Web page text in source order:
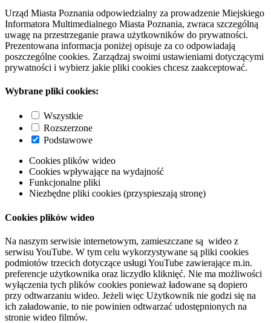
Urząd Miasta Poznania odpowiedzialny za prowadzenie Miejskiego
Informatora Multimedialnego Miasta Poznania, zwraca szczególną
uwagę na przestrzeganie prawa użytkowników do prywatności.
Prezentowana informacja poniżej opisuje za co odpowiadają
poszczególne cookies. Zarządzaj swoimi ustawieniami dotyczącymi
prywatności i wybierz jakie pliki cookies chcesz zaakceptować.
Wybrane pliki cookies:
Wszystkie
Rozszerzone
Podstawowe
Cookies plików wideo
Cookies wpływające na wydajność
Funkcjonalne pliki
Niezbędne pliki cookies (przyspieszają stronę)
Cookies plików wideo
Na naszym serwisie internetowym, zamieszczane są wideo z
serwisu YouTube. W tym celu wykorzystywane są pliki cookies
podmiotów trzecich dotyczące usługi YouTube zawierające m.in.
preferencje użytkownika oraz liczydło kliknięć. Nie ma możliwości
wyłączenia tych plików cookies ponieważ ładowane są dopiero
przy odtwarzaniu wideo. Jeżeli więc Użytkownik nie godzi się na
ich załadowanie, to nie powinien odtwarzać udostępnionych na
stronie wideo filmów.